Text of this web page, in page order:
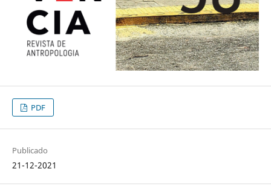
PDF
Publicado
21-12-2021